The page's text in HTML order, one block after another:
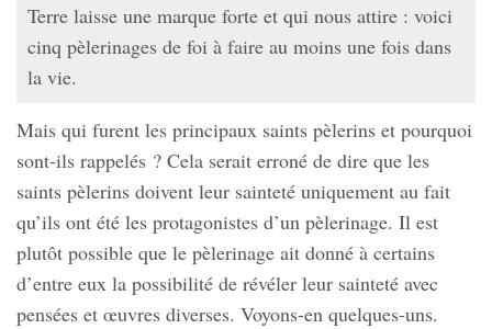
Terre laisse une marque forte et qui nous attire : voici
cinq pèlerinages de foi à faire au moins une fois dans
la vie.
Mais qui furent les principaux saints pèlerins et pourquoi
sont-ils rappelés ? Cela serait erroné de dire que les
saints pèlerins doivent leur sainteté uniquement au fait
qu’ils ont été les protagonistes d’un pèlerinage. Il est
plutôt possible que le pèlerinage ait donné à certains
d’entre eux la possibilité de révéler leur sainteté avec
pensées et œuvres diverses. Voyons-en quelques-uns.